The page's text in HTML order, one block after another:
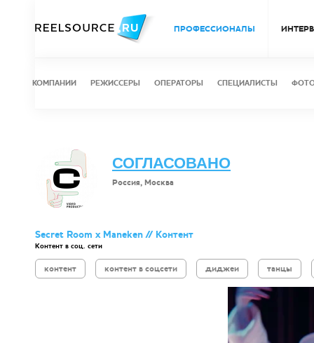
ПРОФЕССИОНАЛЫ
КОМПАНИИ РЕЖИССЕРЫ ОПЕРАТОРЫ СПЕЦИАЛИСТЫ
СОГЛАСОВАНО
Россия, Москва
Secret Room x Maneken // Контент
Контент в соц. сети
контент контент в соцсети диджеи танцы